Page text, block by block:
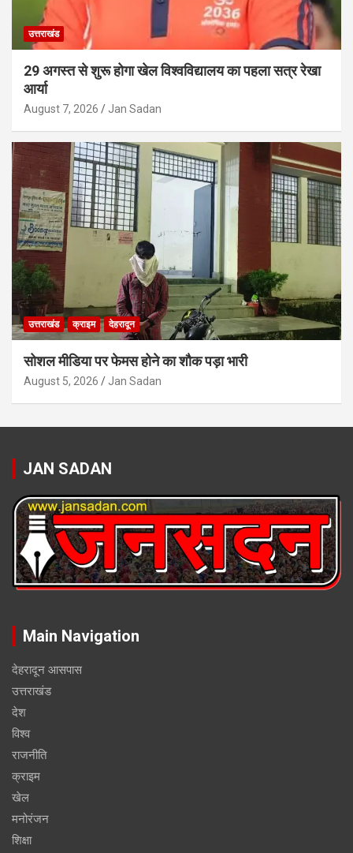
उत्तराखंड
29 अगस्त से शुरू होगा खेल विश्वविद्यालय का पहला सत्र रेखा
आर्या
August 7, 2026 Jan Sadan
उत्तराखंड क्राइम देहरादून
सोशल मीडिया पर फेमस होने का शौक पड़ा भारी
August 5, 2026 Jan Sadan
JAN SADAN
Main Navigation
देहरादून आसपास
उत्तराखंड
देश
विश्व
राजनीति
क्राइम
खेल
मनोरंजन
शिक्षा